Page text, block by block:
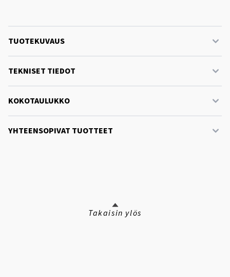
TUOTEKUVAUS
TEKNISET TIEDOT
KOKOTAULUKKO
YHTEENSOPIVAT TUOTTEET
Takaisin ylös